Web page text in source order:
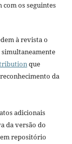
os seguintes
à revista o
que
da
adicionais
da versão do
repositório